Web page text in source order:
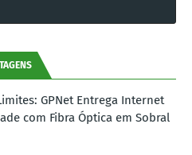
GPNet Entrega Internet
com Fibra Óptica em Sobral